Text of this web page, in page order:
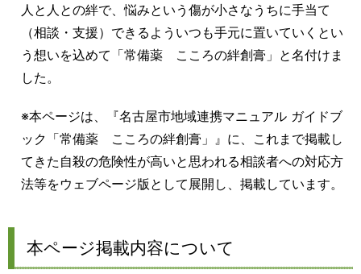
人と人との絆で、悩みという傷が小さなうちに手当て
（相談・支援）できるよういつも手元に置いていくとい
う想いを込めて「常備薬 こころの絆創膏」と名付けま
した。
※本ページは、『名古屋市地域連携マニュアル ガイドブ
ック「常備薬 こころの絆創膏」』に、これまで掲載し
てきた自殺の危険性が高いと思われる相談者への対応方
法等をウェブページ版として展開し、掲載しています。
本ページ掲載内容について